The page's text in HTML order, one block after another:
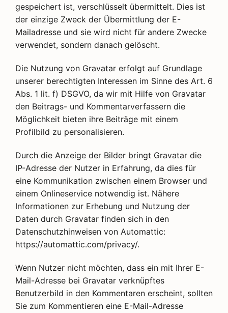
gespeichert ist, verschlüsselt übermittelt. Dies ist
der einzige Zweck der Übermittlung der E-
Mailadresse und sie wird nicht für andere Zwecke
verwendet, sondern danach gelöscht.
Die Nutzung von Gravatar erfolgt auf Grundlage
unserer berechtigten Interessen im Sinne des Art. 6
Abs. 1 lit. f) DSGVO, da wir mit Hilfe von Gravatar
den Beitrags- und Kommentarverfassern die
Möglichkeit bieten ihre Beiträge mit einem
Profilbild zu personalisieren.
Durch die Anzeige der Bilder bringt Gravatar die
IP-Adresse der Nutzer in Erfahrung, da dies für
eine Kommunikation zwischen einem Browser und
einem Onlineservice notwendig ist. Nähere
Informationen zur Erhebung und Nutzung der
Daten durch Gravatar finden sich in den
Datenschutzhinweisen von Automattic:
https://automattic.com/privacy/.
Wenn Nutzer nicht möchten, dass ein mit Ihrer E-
Mail-Adresse bei Gravatar verknüpftes
Benutzerbild in den Kommentaren erscheint, sollten
Sie zum Kommentieren eine E-Mail-Adresse